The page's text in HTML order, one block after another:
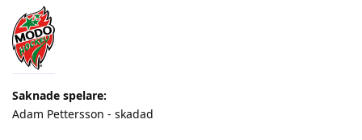
Saknade spelare:
Adam Pettersson - skadad